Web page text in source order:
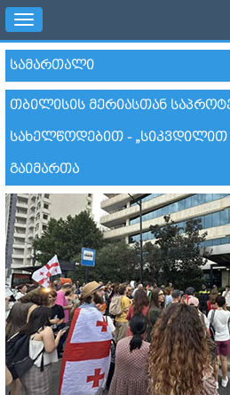
Toggle
navigation
ᲡᲐᲛᲐᲠᲗᲐᲚᲘ
ᲗᲑᲘᲚᲘᲡᲘᲡ ᲛᲔᲠᲘᲐᲡᲗᲐᲜ
ᲡᲐᲮᲔᲚᲬᲝᲓᲔᲑᲘᲗ - „ᲡᲘᲙᲕᲓᲘᲚᲘᲗ
ᲒᲐᲘᲛᲐᲠᲗᲐ